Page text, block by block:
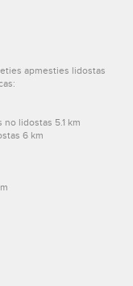
apmesties lidostas
lidostas 5.1 km
6 km